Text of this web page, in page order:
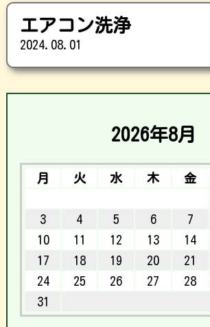
エアコン洗浄
2024.08.01
2026年8月
月 火 水 木 金
3
4 5 6 7
10
11 12 13 14
17
18 19 20 21
24
25 26 27 28
31